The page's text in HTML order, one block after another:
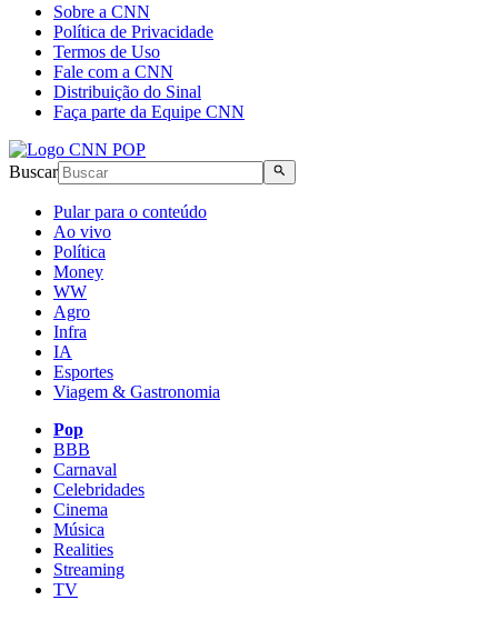
Sobre a CNN
Política de Privacidade
Termos de Uso
Fale com a CNN
Distribuição do Sinal
Faça parte da Equipe CNN
Buscar
Pular para o conteúdo
Ao vivo
Política
Money
WW
Agro
Infra
IA
Esportes
Viagem & Gastronomia
Pop
BBB
Carnaval
Celebridades
Cinema
Música
Realities
Streaming
TV